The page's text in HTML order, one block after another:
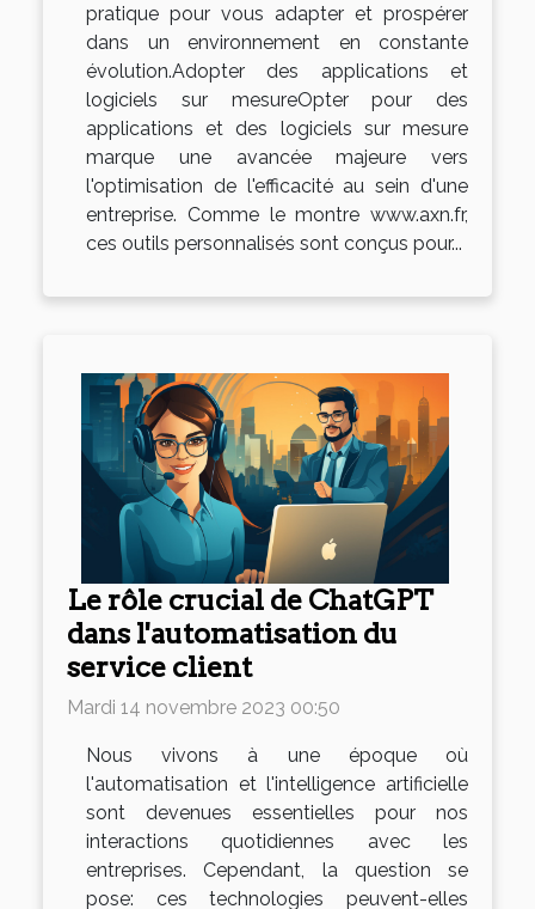
pratique pour vous adapter et prospérer
dans un environnement en constante
évolution.Adopter des applications et
logiciels sur mesureOpter pour des
applications et des logiciels sur mesure
marque une avancée majeure vers
l'optimisation de l'efficacité au sein d'une
entreprise. Comme le montre www.axn.fr,
ces outils personnalisés sont conçus pour...
Le rôle crucial de ChatGPT
dans l'automatisation du
service client
Mardi 14 novembre 2023 00:50
Nous vivons à une époque où
l'automatisation et l'intelligence artificielle
sont devenues essentielles pour nos
interactions quotidiennes avec les
entreprises. Cependant, la question se
pose: ces technologies peuvent-elles